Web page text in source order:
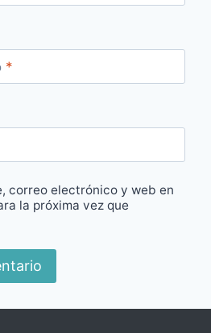
*
correo electrónico y web en
la próxima vez que